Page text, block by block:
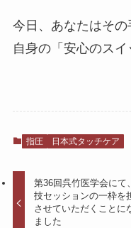
今日、あなたはそ
自身の「安心のス
指圧 日本式タッチケア
第36回呉竹医学会にて
技セッションの一枠を
させていただくことに
ました